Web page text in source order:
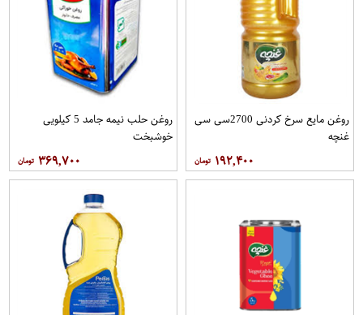
روغن مایع سرخ کردنی 2700سی سی
غنچه
۱۹۲,۴۰۰
روغن حلب نیمه جامد 5 کیلویی
خوشبخت
۳۶۹,۷۰۰